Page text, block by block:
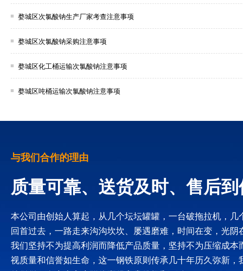
婺城区次氯酸钠生产厂家考查注意事项
婺城区次氯酸钠采购注意事项
婺城区化工桶运输次氯酸钠注意事项
婺城区吨桶运输次氯酸钠注意事项
与我们合作的理由
质量可靠、送货及时、售后
本公司由创始人算起，从几个坛坛罐罐，一台破拖拉机，
回首过去，一路走来沟沟坎坎、屡遇磨难，时间在变，光
我们坚持不为提高利润而降低产品质量，坚持不为压缩成本
视质量和信誉如生命，这一钢铁原则传承几十年历久弥新